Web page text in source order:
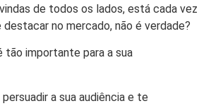
de todos os lados, está cada vez
no mercado, não é verdade?
tão importante para a sua
a sua audiência e te